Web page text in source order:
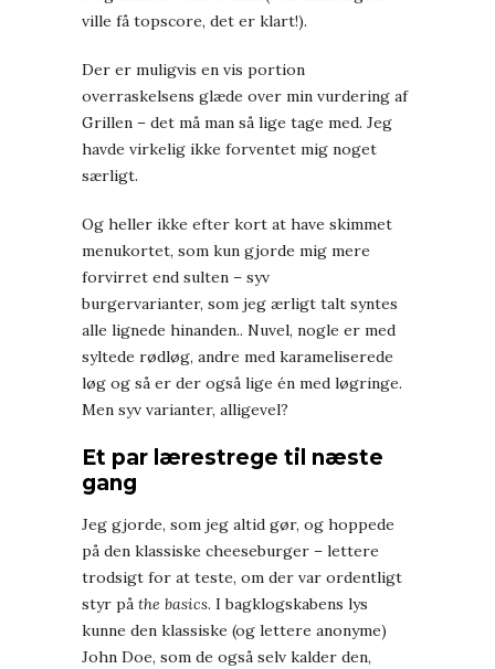
ville få topscore, det er klart!).
Der er muligvis en vis portion
overraskelsens glæde over min vurdering af
Grillen – det må man så lige tage med. Jeg
havde virkelig ikke forventet mig noget
særligt.
Og heller ikke efter kort at have skimmet
menukortet, som kun gjorde mig mere
forvirret end sulten – syv
burgervarianter, som jeg ærligt talt syntes
alle lignede hinanden.. Nuvel, nogle er med
syltede rødløg, andre med karameliserede
løg og så er der også lige én med løgringe.
Men syv varianter, alligevel?
Et par lærestrege til næste
gang
Jeg gjorde, som jeg altid gør, og hoppede
på den klassiske cheeseburger – lettere
trodsigt for at teste, om der var ordentligt
styr på the basics. I bagklogskabens lys
kunne den klassiske (og lettere anonyme)
John Doe, som de også selv kalder den,